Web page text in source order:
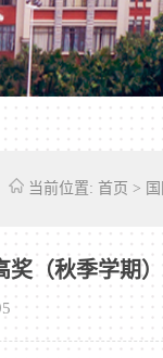
当前位置: 首页 >
（秋季学期